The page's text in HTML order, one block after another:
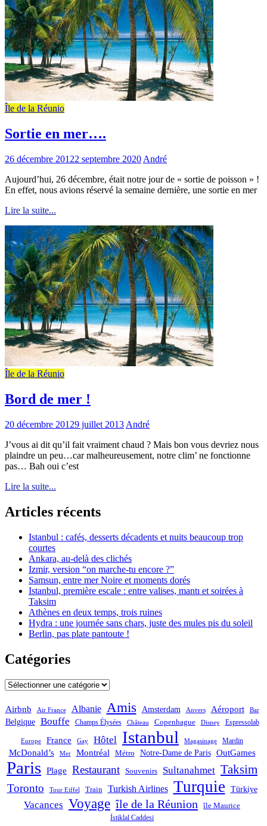
Île de la Réunio
Sortie en mer….
26 décembre 20122 septembre 2020 André
Aujourd’hui, 26 décembre, était notre jour de « sortie de poisson » !
En effet, nous avions réservé la semaine dernière, une sortie en mer
Lire la suite...
Île de la Réunio
Bord de mer !
20 décembre 20129 juillet 2013 André
J’vous ai dit qu’il fait vraiment chaud ? Mais bon vous devriez nous
plaindre un peu…car malheureusement, notre clim’ ne fonctionne
pas… Bah oui c’est
Lire la suite...
Articles récents
Istanbul : cafés, desserts décadents et nuits beaucoup trop
courtes
Ankara, au-delà des clichés
Izmir, version “on marche-tu encore ?”
Samsun, entre mer Noire et moments dorés
Istanbul, première escale : entre valises, mantı et soirées à
Taksim
Athènes en deux temps, trois ruines
Hydra : une journée sans chars, juste des mules pis du soleil
Berlin, pas plate pantoute !
Catégories
Catégories
Airbnb Air France Albanie Amis Amsterdam Anvers Aéroport Bar
Belgique Bouffe Champs Élysées Château Copenhague Disney Espressolab
Europe France Gay Hôtel Istanbul Magasinage Mardin
McDonald’s Mer Montréal Métro Notre-Dame de Paris OutGames
Paris Plage Restaurant Souvenirs Sultanahmet Taksim
Toronto Tour Eiffel Train Turkish Airlines Turquie Türkiye
Vacances Voyage île de la Réunion
île Maurice
İstiklal Caddesi